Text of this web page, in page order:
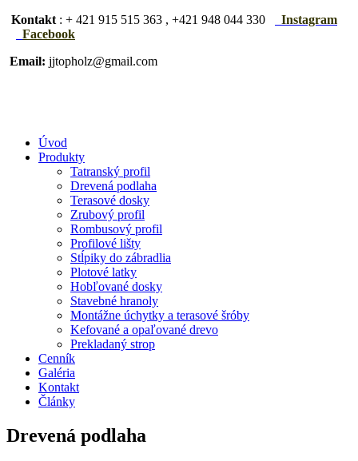
Kontakt : + 421 915 515 363 , +421 948 044 330
Instagram
Facebook
Email: jjtopholz@gmail.com
Úvod
Produkty
Tatranský profil
Drevená podlaha
Terasové dosky
Zrubový profil
Rombusový profil
Profilové lišty
Stĺpiky do zábradlia
Plotové latky
Hobľované dosky
Stavebné hranoly
Montážne úchytky a terasové šróby
Kefované a opaľované drevo
Prekladaný strop
Cenník
Galéria
Kontakt
Články
Drevená podlaha